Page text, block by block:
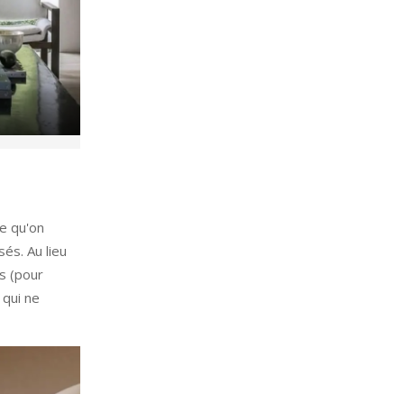
qu'on
Au lieu
(pour
ne